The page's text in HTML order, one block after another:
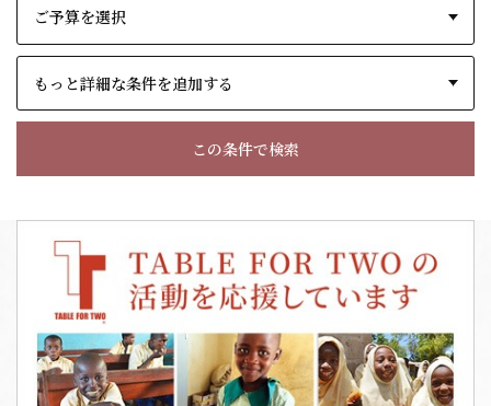
もっと詳細な条件を追加する
この条件で検索